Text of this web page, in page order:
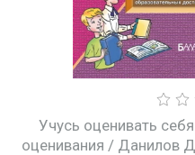
Учусь оценивать
оценивания / Данилов